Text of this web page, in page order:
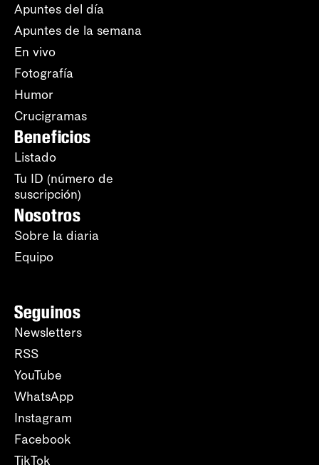
Apuntes del día
Apuntes de la semana
En vivo
Fotografía
Humor
Crucigramas
Beneficios
Listado
Tu ID (número de
suscripción)
Nosotros
Sobre la diaria
Equipo
Seguinos
Newsletters
RSS
YouTube
WhatsApp
Instagram
Facebook
TikTok